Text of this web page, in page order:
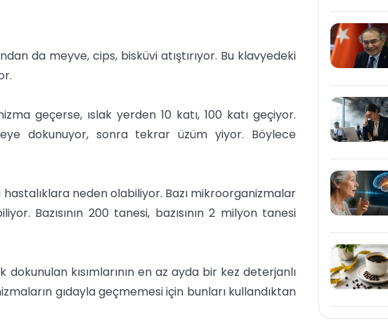
da meyve, cips, bisküvi atıştırıyor. Bu klavyedeki
geçerse, ıslak yerden 10 katı, 100 katı geçiyor.
dokunuyor, sonra tekrar üzüm yiyor. Böylece
hastalıklara neden olabiliyor. Bazı mikroorganizmalar
Bazısının 200 tanesi, bazısının 2 milyon tanesi
dokunulan kısımlarının en az ayda bir kez deterjanlı
gıdayla geçmemesi için bunları kullandıktan